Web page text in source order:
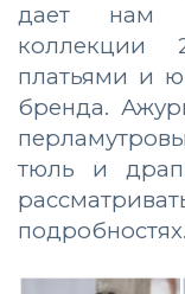
дает нам
платьями и
бренда.
тюль и
подробностях.